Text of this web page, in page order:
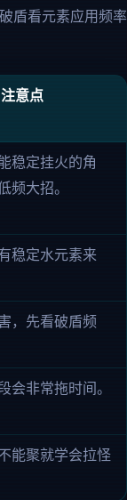
盾看元素应用频率
注意点
稳定挂火的角
频大招。
稳定水元素来
，先看破盾频
会非常拖时间。
能聚就学会拉怪